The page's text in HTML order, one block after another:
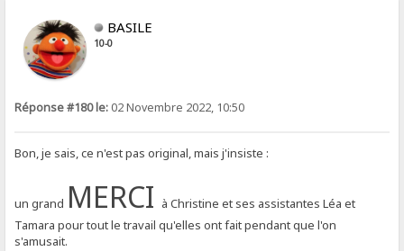
BASILE
10-0
Réponse #180 le: 02 Novembre 2022, 10:50
Bon, je sais, ce n'est pas original, mais j'insiste :
un grand MERCI à Christine et ses assistantes Léa et
Tamara pour tout le travail qu'elles ont fait pendant que l'on
s'amusait.